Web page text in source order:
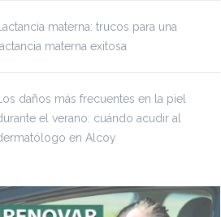
materna: trucos para una
materna exitosa
daños más frecuentes en la piel
el verano: cuándo acudir al
en Alcoy